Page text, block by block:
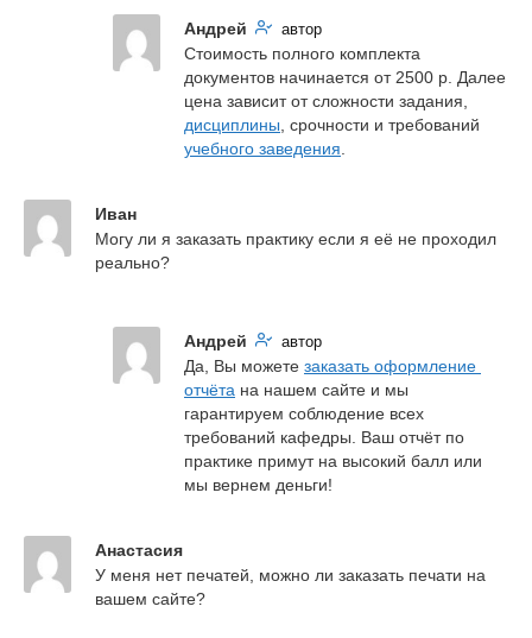
Андрей автор
Стоимость полного комплекта
документов начинается от 2500 р. Далее
дисциплины
учебного заведения
Иван
Могу ли я заказать практику если я её не проходил
реально?
Андрей автор
Да, Вы можете заказать оформление
отчёта на нашем сайте и мы
гарантируем соблюдение всех
требований кафедры. Ваш отчёт по
практике примут на высокий балл или
мы вернем деньги!
Анастасия
У меня нет печатей, можно ли заказать печати на
вашем сайте?